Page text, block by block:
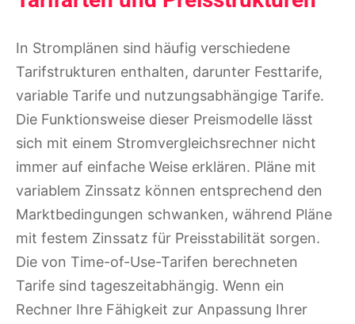
In Stromplänen sind häufig verschiedene
Tarifstrukturen enthalten, darunter Festtarife,
variable Tarife und nutzungsabhängige Tarife.
Die Funktionsweise dieser Preismodelle lässt
sich mit einem Stromvergleichsrechner nicht
immer auf einfache Weise erklären. Pläne mit
variablem Zinssatz können entsprechend den
Marktbedingungen schwanken, während Pläne
mit festem Zinssatz für Preisstabilität sorgen.
Die von Time-of-Use-Tarifen berechneten
Tarife sind tageszeitabhängig. Wenn ein
Rechner Ihre Fähigkeit zur Anpassung Ihrer